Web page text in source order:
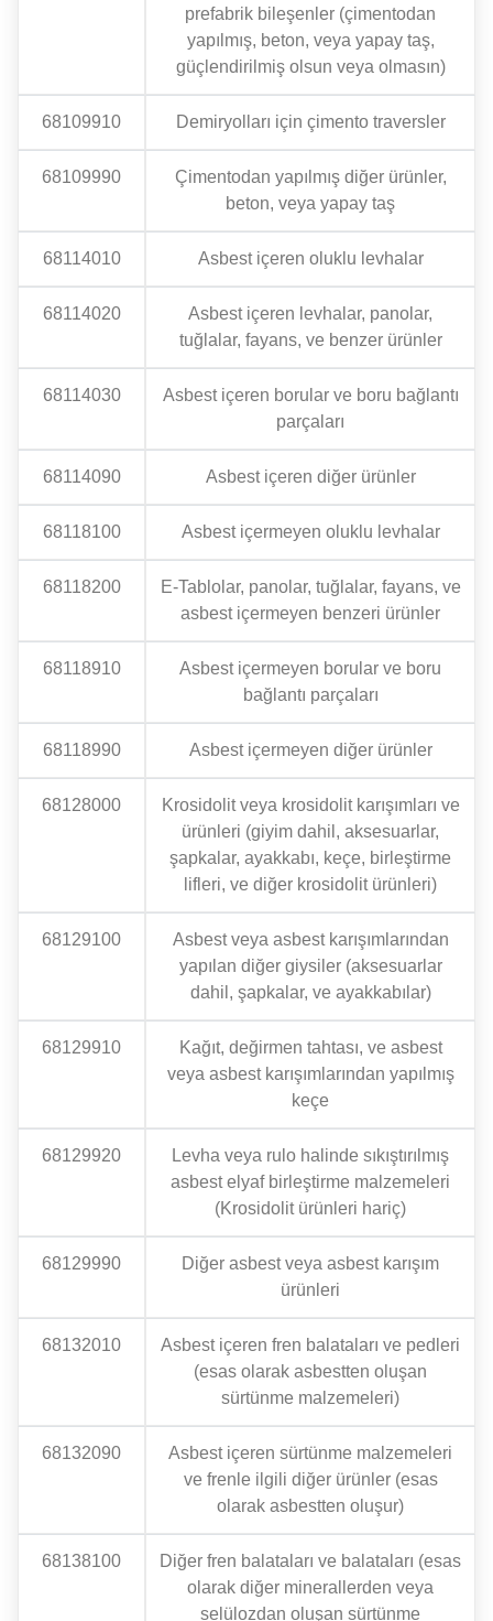
prefabrik bileşenler (çimentodan
yapılmış, beton, veya yapay taş,
güçlendirilmiş olsun veya olmasın)
68109910 Demiryolları için çimento traversler
68109990
Çimentodan yapılmış diğer ürünler,
beton, veya yapay taş
68114010 Asbest içeren oluklu levhalar
68114020
Asbest içeren levhalar, panolar,
tuğlalar, fayans, ve benzer ürünler
68114030
Asbest içeren borular ve boru bağlantı
parçaları
68114090 Asbest içeren diğer ürünler
68118100 Asbest içermeyen oluklu levhalar
68118200
E-Tablolar, panolar, tuğlalar, fayans, ve
asbest içermeyen benzeri ürünler
68118910
Asbest içermeyen borular ve boru
bağlantı parçaları
68118990 Asbest içermeyen diğer ürünler
68128000
Krosidolit veya krosidolit karışımları ve
ürünleri (giyim dahil, aksesuarlar,
şapkalar, ayakkabı, keçe, birleştirme
lifleri, ve diğer krosidolit ürünleri)
68129100
Asbest veya asbest karışımlarından
yapılan diğer giysiler (aksesuarlar
dahil, şapkalar, ve ayakkabılar)
68129910
Kağıt, değirmen tahtası, ve asbest
veya asbest karışımlarından yapılmış
keçe
68129920
Levha veya rulo halinde sıkıştırılmış
asbest elyaf birleştirme malzemeleri
(Krosidolit ürünleri hariç)
68129990
Diğer asbest veya asbest karışım
ürünleri
68132010
Asbest içeren fren balataları ve pedleri
(esas olarak asbestten oluşan
sürtünme malzemeleri)
68132090
Asbest içeren sürtünme malzemeleri
ve frenle ilgili diğer ürünler (esas
olarak asbestten oluşur)
68138100
Diğer fren balataları ve balataları (esas
olarak diğer minerallerden veya
selülozdan oluşan sürtünme